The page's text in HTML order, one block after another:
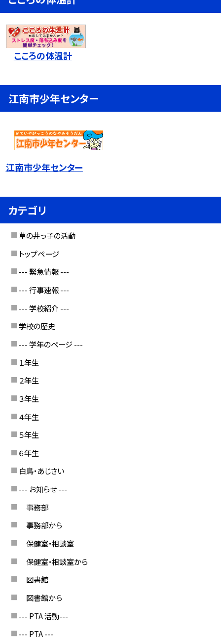
こころの体温計
江南市少年センター
江南市少年センター
カテゴリ
草の井っ子の活動
トップページ
--- 緊急情報 ---
--- 行事速報 ---
--- 学校紹介 ---
学校の歴史
--- 学年のページ ---
１年生
２年生
３年生
４年生
５年生
６年生
白鳥・あじさい
--- お知らせ ---
事務部
事務部から
保健室・相談室
保健室・相談室から
図書館
図書館から
--- PTA 活動---
--- PTA ---